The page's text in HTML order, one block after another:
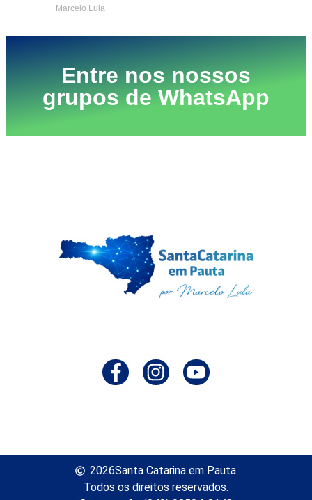
Marcelo Lula
Entre nos nossos
grupos de WhatsApp
2026Santa Catarina em Pauta.
Todos os direitos reservados.